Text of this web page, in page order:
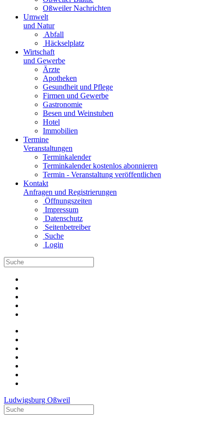
Oßweiler Nachrichten
Umwelt
und Natur
Abfall
Häckselplatz
Wirtschaft
und Gewerbe
Ärzte
Apotheken
Gesundheit und Pflege
Firmen und Gewerbe
Gastronomie
Besen und Weinstuben
Hotel
Immobilien
Termine
Veranstaltungen
Terminkalender
Terminkalender kostenlos abonnieren
Termin - Veranstaltung veröffentlichen
Kontakt
Anfragen und Registrierungen
Öffnungszeiten
Impressum
Datenschutz
Seitenbetreiber
Suche
Login
Ludwigsburg Oßweil